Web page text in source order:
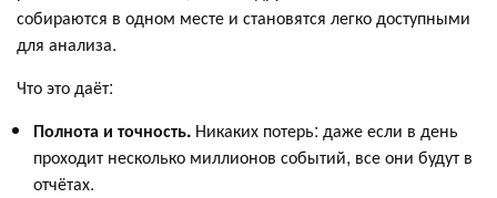
собираются в одном месте и становятся легко доступными
для анализа.
Что это даёт:
Полнота и точность. Никаких потерь: даже если в день
проходит несколько миллионов событий, все они будут в
отчётах.